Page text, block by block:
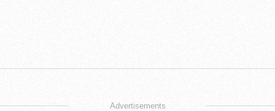
Advertisements